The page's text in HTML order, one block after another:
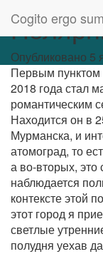
Cogito ergo sum
Опубликовано 5
Первым пунктом
2018 года стал
романтическим
Находится он в
Мурманска, и
атомоград, то
а во-вторых,
наблюдается
контексте этой
этот город я
светлые
полудня уехав